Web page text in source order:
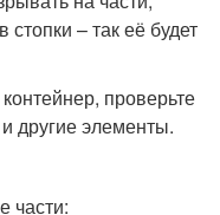
– так её будет
проверьте
другие элементы.
части: